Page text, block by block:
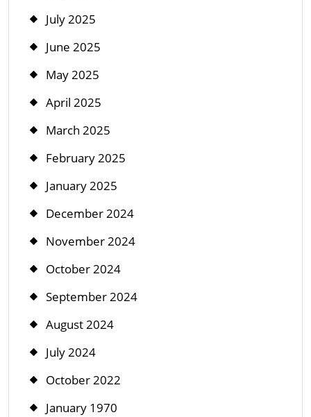
July 2025
June 2025
May 2025
April 2025
March 2025
February 2025
January 2025
December 2024
November 2024
October 2024
September 2024
August 2024
July 2024
October 2022
January 1970